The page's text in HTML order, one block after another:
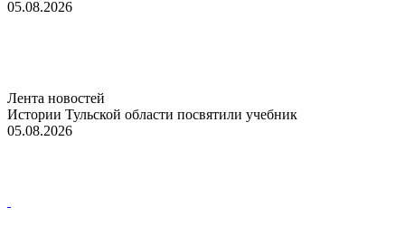
05.08.2026
Лента новостей
Истории Тульской области посвятили учебник
05.08.2026